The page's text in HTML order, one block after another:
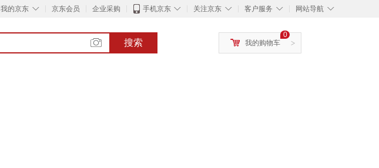
◇
我的京东 京东会员 企业采购 ◇
手机京东 ◇
关注京东 ◇
客户服务 ◇
网站导航
搜索 >
0
我的购物车